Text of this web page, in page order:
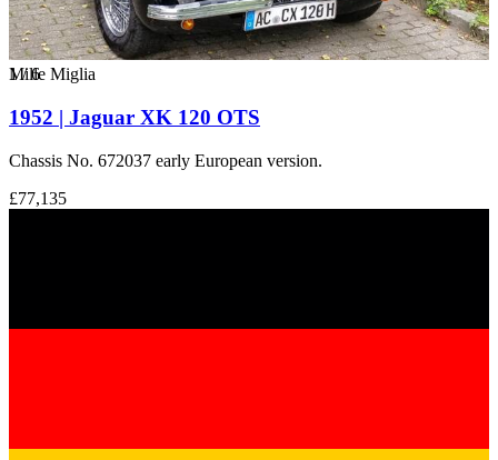
1/6
Mille Miglia
1952 | Jaguar XK 120 OTS
Chassis No. 672037 early European version.
£77,135